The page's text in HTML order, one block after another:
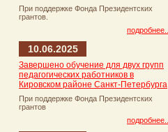
При поддержке Фонда Президентских
грантов.
подробнее...
10.06.2025
Завершено обучение для двух групп
педагогических работников в
Кировском районе Санкт-Петербурга
При поддержке Фонда Президентских
грантов
подробнее...